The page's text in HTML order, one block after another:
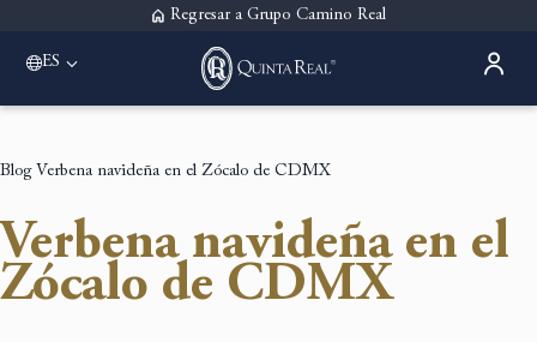
Regresar a Grupo Camino Real
ES Please select a destination
Aguascalientes
Guadalajara
Quinta Real Guadalajara
Monterrey
Blog Verbena navideña en el Zócalo de CDMX
Verbena navideña en el
Zócalo de CDMX